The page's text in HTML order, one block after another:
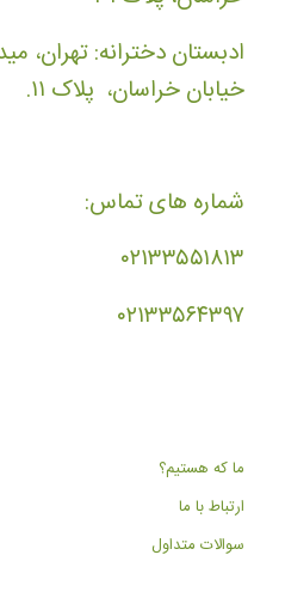
ادبستان دخترانه: تهران،
خیابان خراسان، پلاک ۱۱.
شماره های تماس:
۰۲۱۳۳۵۵۱۸۱۳
۰۲۱۳۳۵۶۴۳۹۷
ما که هستیم؟
ارتباط با ما
سوالات متداول